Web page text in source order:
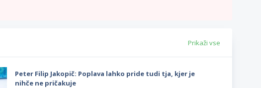
Prikaži vse
Peter Filip Jakopič: Poplava lahko pride tudi tja, kjer je
nihče ne pričakuje